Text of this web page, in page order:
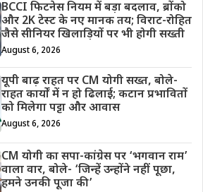
BCCI फिटनेस नियम में बड़ा बदलाव, ब्रोंको
और 2K टेस्ट के नए मानक तय; विराट-रोहित
जैसे सीनियर खिलाड़ियों पर भी होगी सख्ती
August 6, 2026
यूपी बाढ़ राहत पर CM योगी सख्त, बोले-
राहत कार्यों में न हो ढिलाई; कटान प्रभावितों
को मिलेगा पट्टा और आवास
August 6, 2026
CM योगी का सपा-कांग्रेस पर ‘भगवान राम’
वाला वार, बोले- ‘जिन्हें उन्होंने नहीं पूछा,
हमने उनकी पूजा की’